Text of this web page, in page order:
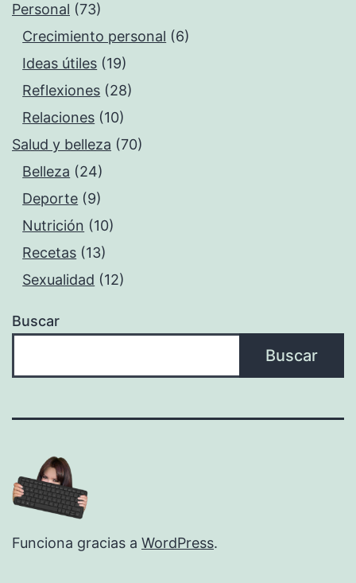
Personal (73)
Crecimiento personal (6)
Ideas útiles (19)
Reflexiones (28)
Relaciones (10)
Salud y belleza (70)
Belleza (24)
Deporte (9)
Nutrición (10)
Recetas (13)
Sexualidad (12)
Buscar
Buscar
Funciona gracias a WordPress.